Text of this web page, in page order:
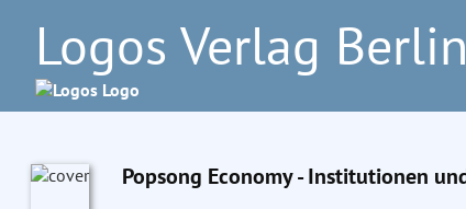
Logos Verlag Berlin
Popsong Economy - Institutionen